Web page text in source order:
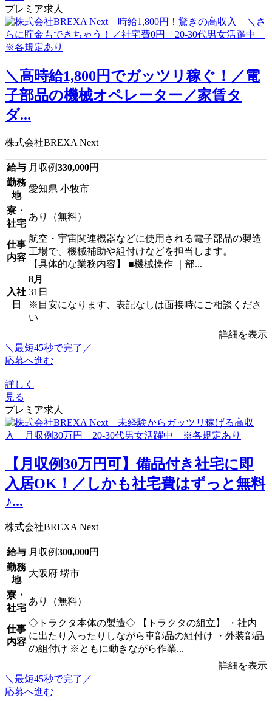
プレミア求人
＼高時給1,800円でガッツリ稼ぐ！／電
子部品の機械オペレーター／家賃タ
ダ...
株式会社BREXA Next
給与 月収例330,000円
勤務
地
愛知県 小牧市
寮・
社宅
あり（無料）
仕事
内容
航空・宇宙関連機器などに使用される電子部品の製造
工場で、機械補助や組付けなどを担当します。
【具体的な業務内容】 ■機械操作 ｜部...
入社
日
8月
31日
※目安になります、表記なしは面接時にご相談くださ
い
詳細を表示
＼最短45秒で完了／
応募へ進む
詳しく
見る
プレミア求人
【月収例30万円可】備品付き社宅に即
入居OK！／しかも社宅費はずっと無料
♪...
株式会社BREXA Next
給与 月収例300,000円
勤務
地
大阪府 堺市
寮・
社宅
あり（無料）
仕事
内容
◇トラクタ本体の製造◇ 【トラクタの組立】 ・社内
に出たり入ったりしながら車部品の組付け ・外装部品
の組付け ※ともに動きながら作業...
詳細を表示
＼最短45秒で完了／
応募へ進む